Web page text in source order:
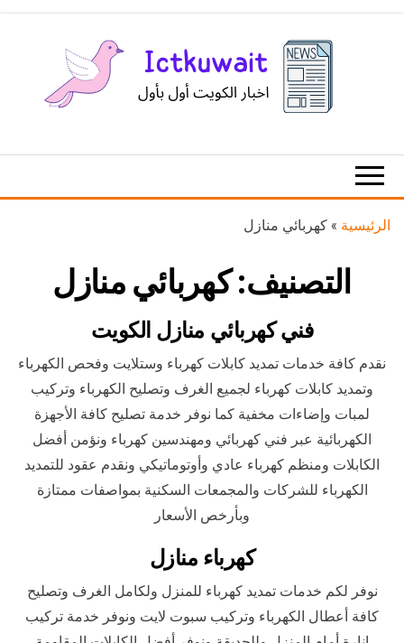
الكويت
الرئيسية » كهربائي منازل
التصنيف:كهربائي منازل
فني كهربائي منازل الكويت
نقدم كافة خدمات تمديد كابلات كهرباء وستلايت وفحص الكهرباء
وتمديد كابلات كهرباء لجميع الغرف وتصليح الكهرباء وتركيب
لمبات وإضاءات مخفية كما نوفر خدمة تصليح كافة الأجهزة
الكهربائية عبر فني كهربائي ومهندسين كهرباء ونؤمن أفضل
الكابلات ومنظم كهرباء عادي وأوتوماتيكي ونقدم عقود للتمديد
الكهرباء للشركات والمجمعات السكنية بمواصفات ممتازة
وبأرخص الأسعار
كهرباء منازل
نوفر لكم خدمات تمديد كهرباء للمنزل ولكامل الغرف وتصليح
كافة أعطال الكهرباء وتركيب سبوت لايت ونوفر خدمة تركيب